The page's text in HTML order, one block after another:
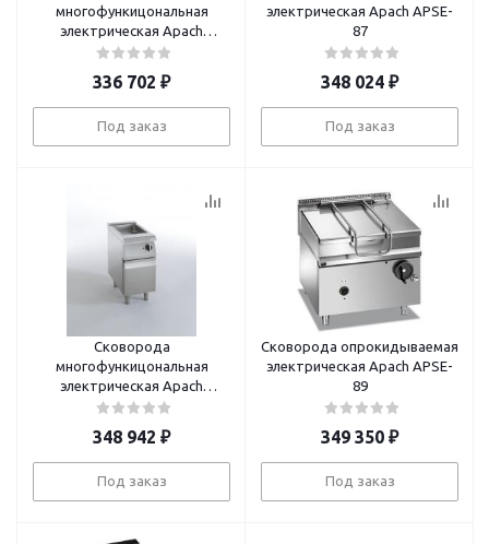
многофункицональная
электрическая Apach
LMBE47CS
336 702 ₽
Под заказ
электрическая Apach APSE-
87
348 024 ₽
Под заказ
Сковорода
многофункицональная
электрическая Apach
SLMBE47CS
348 942 ₽
Под заказ
Сковорода опрокидываемая
электрическая Apach APSE-
89
349 350 ₽
Под заказ